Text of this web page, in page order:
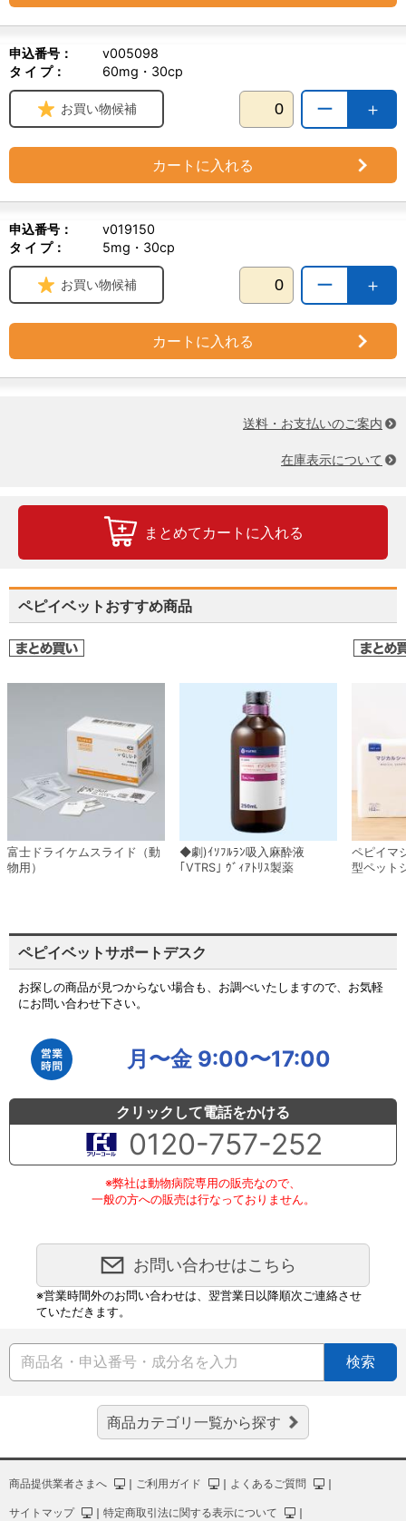
申込番号：
v005098
タ イ プ：
60mg・30cp
＋
ー
お買い物候補
カートに入れる
申込番号：
v019150
タ イ プ：
5mg・30cp
＋
ー
お買い物候補
カートに入れる
送料・お支払いのご案内
在庫表示について
まとめてカートに入れる
ペピイベットおすすめ商品
富士ドライケムスライド（動
物用）
◆劇)ｲｿﾌﾙﾗﾝ吸入麻酔液
｢VTRS｣ ｳﾞｨｱﾄﾘｽ製薬
ペピイマ
型ペット
ペピイベットサポートデスク
お探しの商品が見つからない場合も、お調べいたしますので、お気軽
にお問い合わせ下さい。
月〜金 9:00〜17:00
クリックして電話をかける
0120-757-252
※弊社は動物病院専用の販売なので、
一般の方への販売は行なっておりません。
お問い合わせはこちら
※営業時間外のお問い合わせは、翌営業日以降順次ご連絡させ
ていただきます。
検索
商品カテゴリ一覧から探す
商品提供業者さまへ ｜ ご利用ガイド ｜ よくあるご質問 ｜
サイトマップ ｜ 特定商取引法に関する表示について ｜